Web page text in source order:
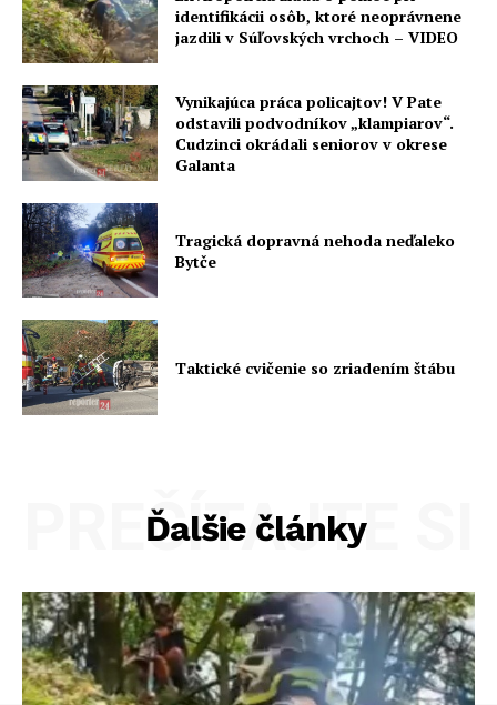
identifikácii osôb, ktoré neoprávnene
jazdili v Súľovských vrchoch – VIDEO
Vynikajúca práca policajtov! V Pate
odstavili podvodníkov „klampiarov“.
Cudzinci okrádali seniorov v okrese
Galanta
Tragická dopravná nehoda neďaleko
Bytče
Taktické cvičenie so zriadením štábu
Ďalšie články
PREČÍTAJTE SI